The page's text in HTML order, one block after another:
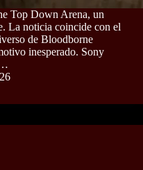
Top Down Arena, un
La noticia coincide con el
de Bloodborne
inesperado. Sony